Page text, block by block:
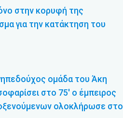
στην κορυφή της
για την κατάκτηση του
ομάδα του Άκη
στο 75′ ο έμπειρος
ολοκλήρωσε στο